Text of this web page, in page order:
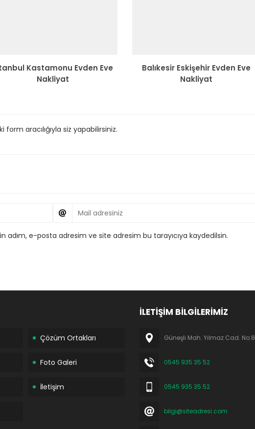
Kastamonu Evden Eve
Nakliyat
Balıkesir Eskişehir Evden Eve
Nakliyat
aracılığıyla siz yapabilirsiniz.
adım, e-posta adresim ve site adresim bu tarayıcıya kaydedilsin.
Çözüm Ortakları
Foto Galeri
İletişim
İLETİŞİM BİLGİLERİMİZ
Güneşli Mah. Yılmaz Cad. No:8
0545 935 35 52
0545 935 35 52
bilgi@siteadresi.com